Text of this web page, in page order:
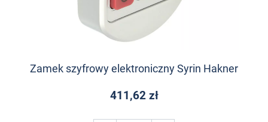
Zamek szyfrowy elektroniczny Syrin Hakner
411,62 zł